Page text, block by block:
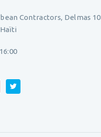
Contractors, Delmas 10